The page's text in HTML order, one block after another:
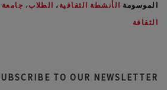
الموسومة الأنشطة الثقافية ، الطلاب،
الثقافة
TO OUR NEWSLETTER